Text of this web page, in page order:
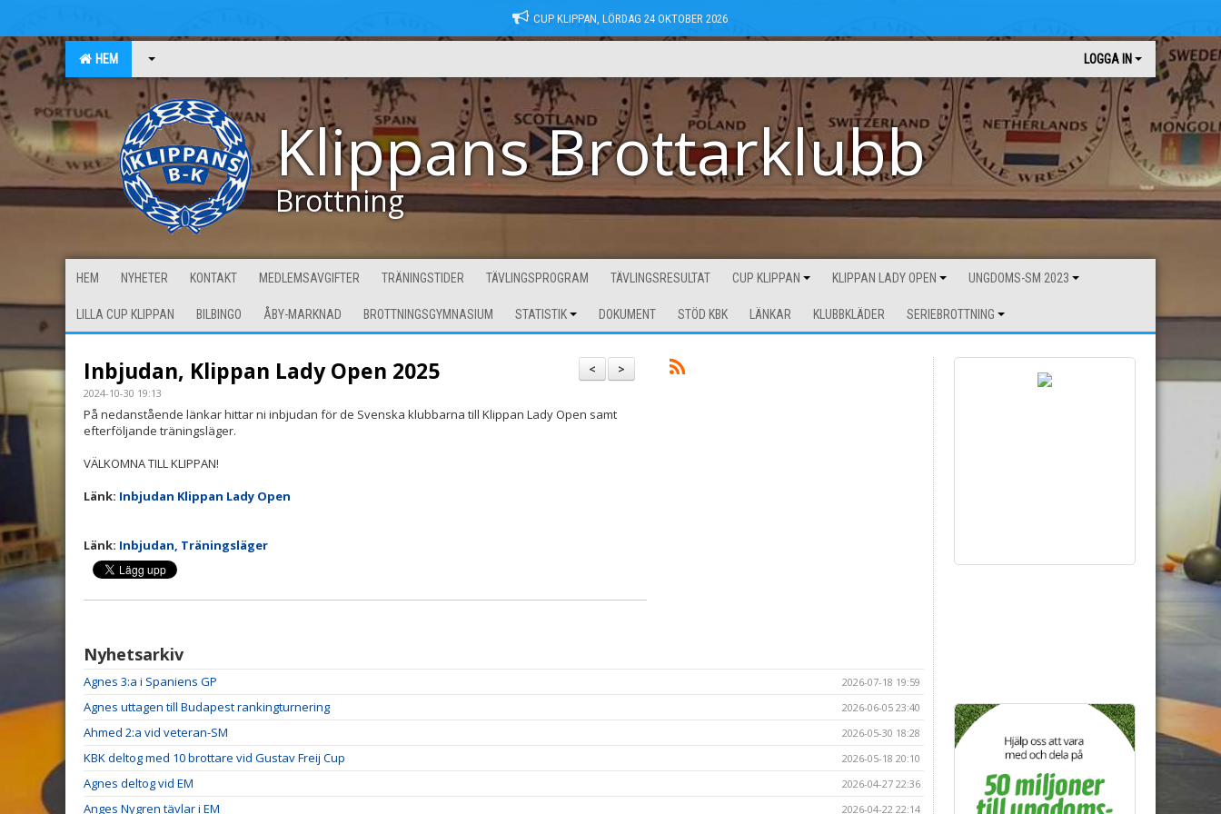
CUP KLIPPAN, LÖRDAG 24 OKTOBER 2026
HEM LOGGA IN
Klippans Brottarklubb
Brottning
HEM NYHETER KONTAKT MEDLEMSAVGIFTER TRÄNINGSTIDER TÄVLINGSPROGRAM TÄVLINGSRESULTAT CUP KLIPPAN KLIPPAN LADY OPEN UNGDOMS-SM 2023
LILLA CUP KLIPPAN BILBINGO ÅBY-MARKNAD BROTTNINGSGYMNASIUM STATISTIK DOKUMENT STÖD KBK LÄNKAR KLUBBKLÄDER SERIEBROTTNING
>
<
Inbjudan, Klippan Lady Open 2025
2024-10-30 19:13
På nedanstående länkar hittar ni inbjudan för de Svenska klubbarna till Klippan Lady Open samt
efterföljande träningsläger.
VÄLKOMNA TILL KLIPPAN!
Länk: Inbjudan Klippan Lady Open
Länk: Inbjudan, Träningsläger
Nyhetsarkiv
Agnes 3:a i Spaniens GP 2026-07-18 19:59
Agnes uttagen till Budapest rankingturnering 2026-06-05 23:40
Ahmed 2:a vid veteran-SM 2026-05-30 18:28
KBK deltog med 10 brottare vid Gustav Freij Cup 2026-05-18 20:10
Agnes deltog vid EM 2026-04-27 22:36
Anges Nygren tävlar i EM 2026-04-22 22:14